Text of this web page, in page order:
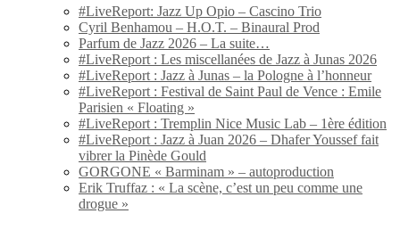
#LiveReport: Jazz Up Opio – Cascino Trio
Cyril Benhamou – H.O.T. – Binaural Prod
Parfum de Jazz 2026 – La suite…
#LiveReport : Les miscellanées de Jazz à Junas 2026
#LiveReport : Jazz à Junas – la Pologne à l’honneur
#LiveReport : Festival de Saint Paul de Vence : Emile
Parisien « Floating »
#LiveReport : Tremplin Nice Music Lab – 1ère édition
#LiveReport : Jazz à Juan 2026 – Dhafer Youssef fait
vibrer la Pinède Gould
GORGONE « Barminam » – autoproduction
Erik Truffaz : « La scène, c’est un peu comme une
drogue »